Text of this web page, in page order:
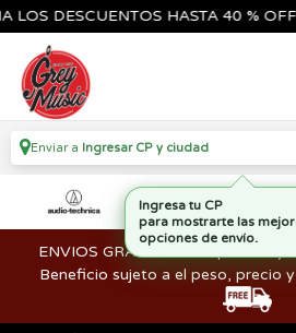
DESCUENTOS HASTA 40 % OFF //
Enviar a Ingresar CP y ciudad
ENVIOS GRATIS en compras
Beneficio sujeto a el peso, precio